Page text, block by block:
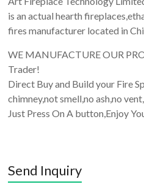
is an actual hearth
fires manufacturer located in
WE MANUFACTURE OUR
Trader!
Direct Buy and Build your Fire
chimney,not smell,no ash,no
Just Press On A button,Enjoy
Send Inquiry